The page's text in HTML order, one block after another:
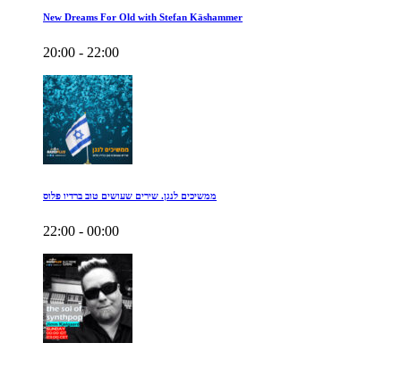
New Dreams For Old with Stefan Käshammer
20:00 - 22:00
ממשיכים לנגן. שירים שעושים טוב ברדיו פלוס
22:00 - 00:00